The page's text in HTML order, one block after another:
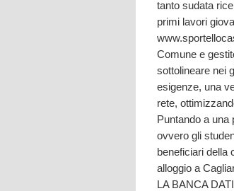
tanto sudata
primi lavori
Comune e
sottolineare nei
esigenze, una
rete,
Puntando a una
ovvero gli
beneficiari della
alloggio a
LA BANCA